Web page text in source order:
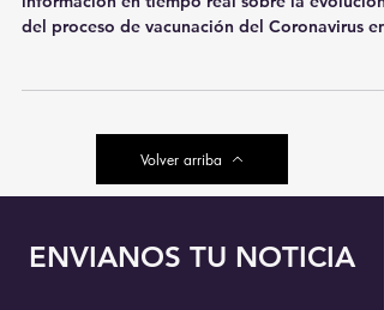
del proceso de vacunación del Coronavirus
Volver arriba
ENVIANOS TU NOTICIA